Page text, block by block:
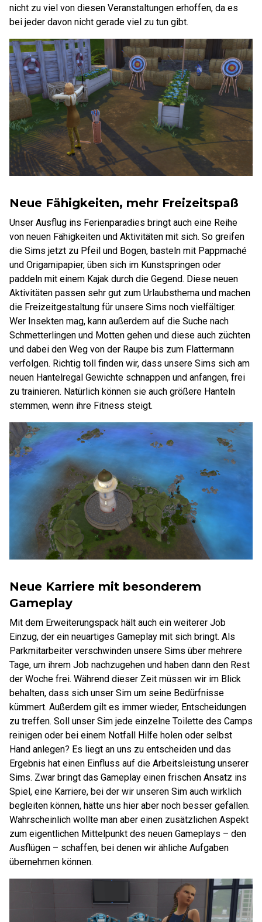
nicht zu viel von diesen Veranstaltungen erhoffen, da es
bei jeder davon nicht gerade viel zu tun gibt.
Neue Fähigkeiten, mehr Freizeitspaß
Unser Ausflug ins Ferienparadies bringt auch eine Reihe
von neuen Fähigkeiten und Aktivitäten mit sich. So greifen
die Sims jetzt zu Pfeil und Bogen, basteln mit Pappmaché
und Origamipapier, üben sich im Kunstspringen oder
paddeln mit einem Kajak durch die Gegend. Diese neuen
Aktivitäten passen sehr gut zum Urlaubsthema und machen
die Freizeitgestaltung für unsere Sims noch vielfältiger.
Wer Insekten mag, kann außerdem auf die Suche nach
Schmetterlingen und Motten gehen und diese auch züchten
und dabei den Weg von der Raupe bis zum Flattermann
verfolgen. Richtig toll finden wir, dass unsere Sims sich am
neuen Hantelregal Gewichte schnappen und anfangen, frei
zu trainieren. Natürlich können sie auch größere Hanteln
stemmen, wenn ihre Fitness steigt.
Neue Karriere mit besonderem
Gameplay
Mit dem Erweiterungspack hält auch ein weiterer Job
Einzug, der ein neuartiges Gameplay mit sich bringt. Als
Parkmitarbeiter verschwinden unsere Sims über mehrere
Tage, um ihrem Job nachzugehen und haben dann den Rest
der Woche frei. Während dieser Zeit müssen wir im Blick
behalten, dass sich unser Sim um seine Bedürfnisse
kümmert. Außerdem gilt es immer wieder, Entscheidungen
zu treffen. Soll unser Sim jede einzelne Toilette des Camps
reinigen oder bei einem Notfall Hilfe holen oder selbst
Hand anlegen? Es liegt an uns zu entscheiden und das
Ergebnis hat einen Einfluss auf die Arbeitsleistung unserer
Sims. Zwar bringt das Gameplay einen frischen Ansatz ins
Spiel, eine Karriere, bei der wir unseren Sim auch wirklich
begleiten können, hätte uns hier aber noch besser gefallen.
Wahrscheinlich wollte man aber einen zusätzlichen Aspekt
zum eigentlichen Mittelpunkt des neuen Gameplays – den
Ausflügen – schaffen, bei denen wir ähliche Aufgaben
übernehmen können.